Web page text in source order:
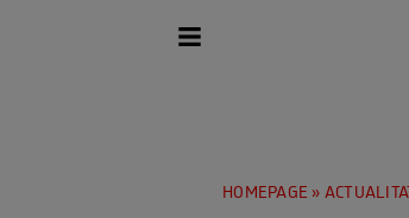
HOMEPAGE »